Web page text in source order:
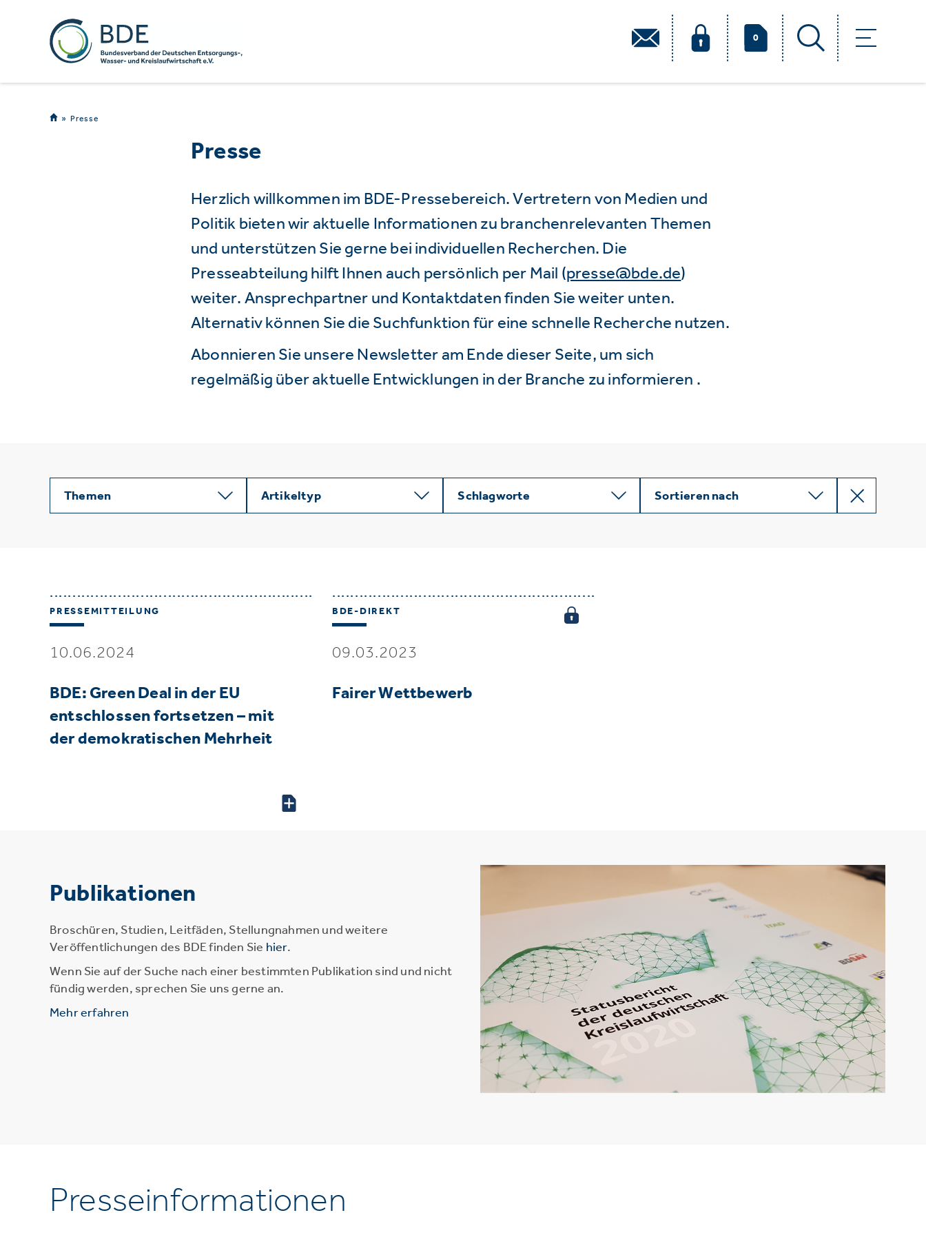
0
Presse
Presse
Herzlich willkommen im BDE-Pressebereich. Vertretern von Medien und
Politik bieten wir aktuelle Informationen zu branchenrelevanten Themen
und unterstützen Sie gerne bei individuellen Recherchen. Die
Presseabteilung hilft Ihnen auch persönlich per Mail (presse@bde.de)
weiter. Ansprechpartner und Kontaktdaten finden Sie weiter unten.
Alternativ können Sie die Suchfunktion für eine schnelle Recherche nutzen.
Abonnieren Sie unsere Newsletter am Ende dieser Seite, um sich
regelmäßig über aktuelle Entwicklungen in der Branche zu informieren .
Themen Artikeltyp Schlagworte Sortieren nach
PRESSEMITTEILUNG
10.06.2024
BDE: Green Deal in der EU
entschlossen fortsetzen – mit
der demokratischen Mehrheit
BDE-DIREKT
09.03.2023
Fairer Wettbewerb
Publikationen
Broschüren, Studien, Leitfäden, Stellungnahmen und weitere
Veröffentlichungen des BDE finden Sie hier.
Wenn Sie auf der Suche nach einer bestimmten Publikation sind und nicht
fündig werden, sprechen Sie uns gerne an.
Mehr erfahren
Presseinformationen